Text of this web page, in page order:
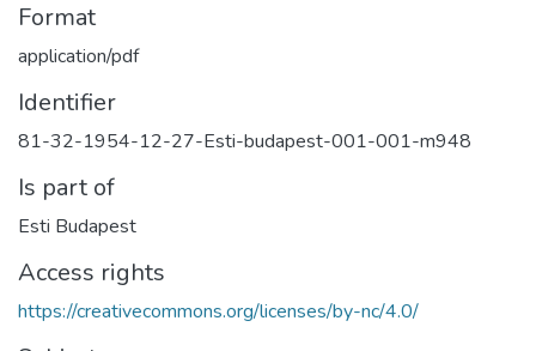
Format
application/pdf
Identifier
81-32-1954-12-27-Esti-budapest-001-001-m948
Is part of
Esti Budapest
Access rights
https://creativecommons.org/licenses/by-nc/4.0/